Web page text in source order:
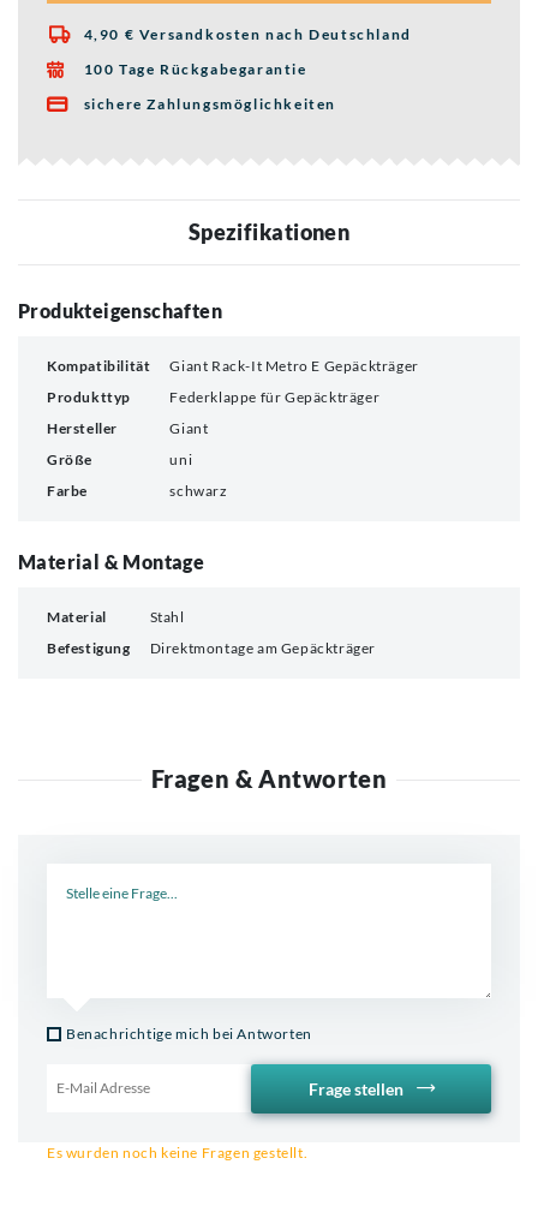
 4,90 € Versandkosten nach Deutschland
 100 Tage Rückgabegarantie
 sichere Zahlungsmöglichkeiten
Spezifikationen
Produkteigenschaften
Kompatibilität
Giant Rack-It Metro E Gepäckträger
Produkttyp
Federklappe für Gepäckträger
Hersteller
Giant
Größe
uni
Farbe
schwarz
Material & Montage
Material
Stahl
Befestigung
Direktmontage am Gepäckträger
Fragen & Antworten
Benachrichtige mich bei Antworten
Frage stellen
Es wurden noch keine Fragen gestellt.